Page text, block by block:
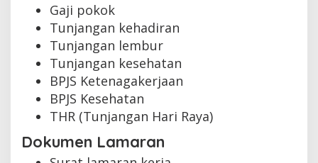
Gaji pokok
Tunjangan kehadiran
Tunjangan lembur
Tunjangan kesehatan
BPJS Ketenagakerjaan
BPJS Kesehatan
THR (Tunjangan Hari Raya)
Dokumen Lamaran